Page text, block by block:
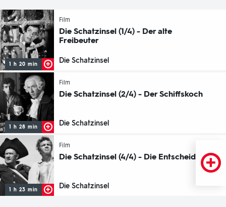
Film-
Die Schatzinsel (1/4) - Der alte
Freibeuter
Die Schatzinsel
1 h 20 min
Film-
Die Schatzinsel (2/4) - Der Schiffskoch
Die Schatzinsel
1 h 28 min
Film-
Die Schatzinsel (4/4) - Die Entscheidung
Die Schatzinsel
1 h 23 min